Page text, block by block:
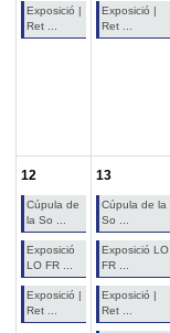
Exposició |
Ret ...
Exposició |
Ret ...
12
Cúpula de
la So ...
Exposició
LO FR ...
Exposició |
Ret ...
13
Cúpula de la
So ...
Exposició LO
FR ...
Exposició |
Ret ...